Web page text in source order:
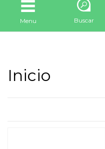
Menu Buscar
Inicio